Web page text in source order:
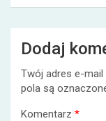
Dodaj
Twój adres e-mail
pola są
Komentarz *